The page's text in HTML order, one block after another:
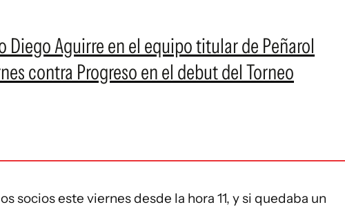
Diego Aguirre en el equipo titular de Peñarol
contra Progreso en el debut del Torneo
socios este viernes desde la hora 11, y si quedaba un